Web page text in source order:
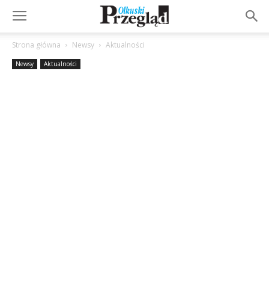
Strona główna Newsy Aktualności
Newsy Aktualności